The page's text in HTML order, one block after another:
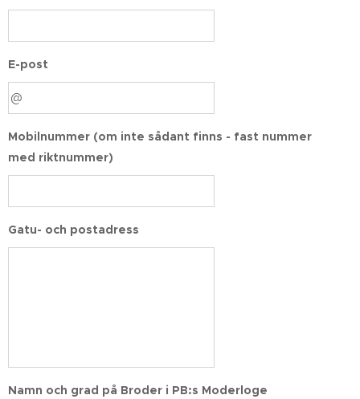
E-post
Mobilnummer (om inte sådant finns - fast nummer
med riktnummer)
Gatu- och postadress
Namn och grad på Broder i PB:s Moderloge